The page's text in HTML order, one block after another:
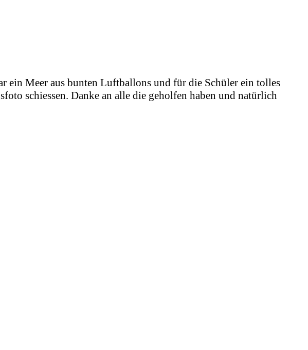
ein Meer aus bunten Luftballons und für die Schüler ein tolles
schiessen. Danke an alle die geholfen haben und natürlich